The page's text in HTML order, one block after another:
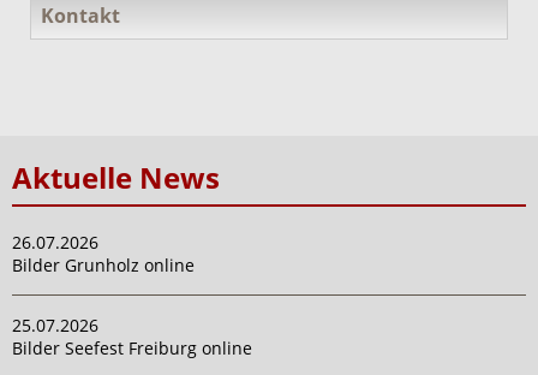
Kontakt
Aktuelle News
26.07.2026
Bilder Grunholz online
25.07.2026
Bilder Seefest Freiburg online